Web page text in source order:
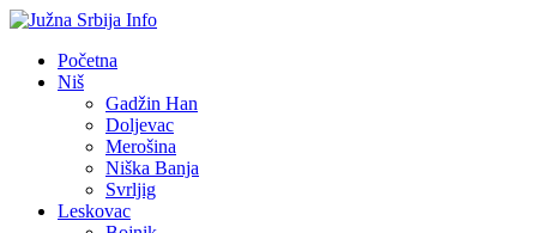
Početna
Niš
Gadžin Han
Doljevac
Merošina
Niška Banja
Svrljig
Leskovac